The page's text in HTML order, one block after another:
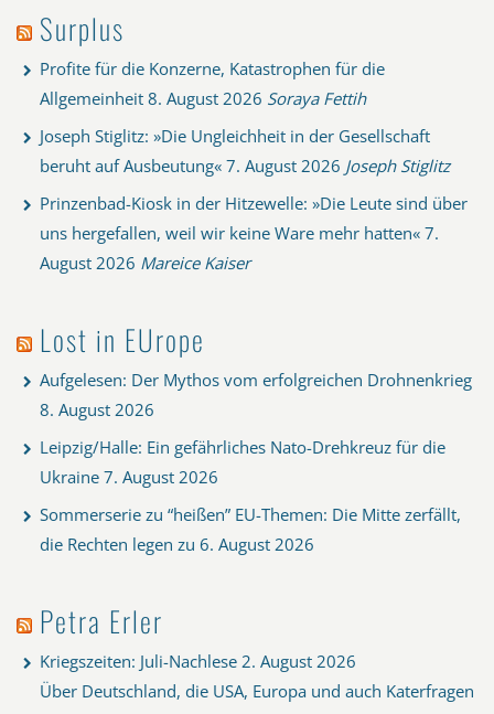
Surplus
Profite für die Konzerne, Katastrophen für die
Allgemeinheit 8. August 2026 Soraya Fettih
Joseph Stiglitz: »Die Ungleichheit in der Gesellschaft
beruht auf Ausbeutung« 7. August 2026 Joseph Stiglitz
Prinzenbad-Kiosk in der Hitzewelle: »Die Leute sind über
uns hergefallen, weil wir keine Ware mehr hatten« 7.
August 2026 Mareice Kaiser
Lost in EUrope
Aufgelesen: Der Mythos vom erfolgreichen Drohnenkrieg
8. August 2026
Leipzig/Halle: Ein gefährliches Nato-Drehkreuz für die
Ukraine 7. August 2026
Sommerserie zu “heißen” EU-Themen: Die Mitte zerfällt,
die Rechten legen zu 6. August 2026
Petra Erler
Kriegszeiten: Juli-Nachlese 2. August 2026
Über Deutschland, die USA, Europa und auch Katerfragen